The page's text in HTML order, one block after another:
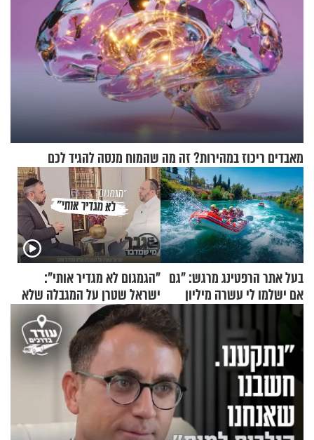
מאבדים ריכוז במהירות? זה מה שהמוח מנסה להגיד לכם
בעל אתר הרפטינג מרגש: "גם
אם ישלמו לי עשרה מיליון
שקלים - לא אפתח בשבת"
"הגמגום לא מגדיר אותי":
ישראל שטרן על המגבלה שלא
עוצרת אותו